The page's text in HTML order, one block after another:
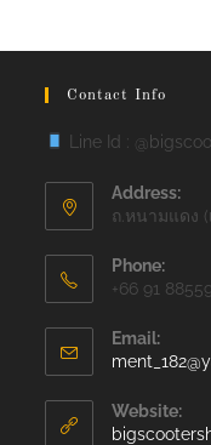
Contact Info
Line Id :
Address:
ถ.หนามแดง
Phone:
+66 91
Email:
Website: